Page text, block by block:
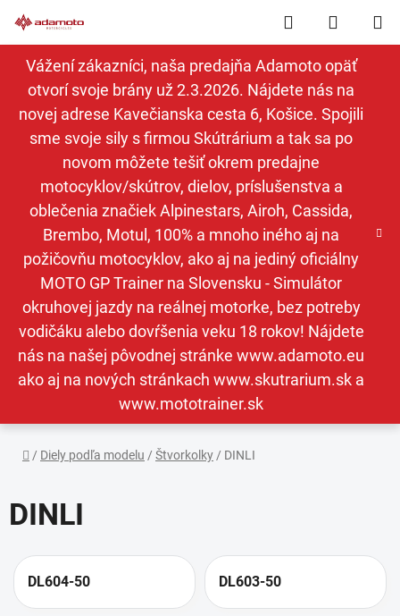
na
obsah
Vážení zákazníci, naša predajňa Adamoto opäť
otvorí svoje brány už 2.3.2026. Nájdete nás na
novej adrese Kavečianska cesta 6, Košice. Spojili
sme svoje sily s firmou Skútrárium a tak sa po
novom môžete tešiť okrem predajne
motocyklov/skútrov, dielov, príslušenstva a
oblečenia značiek Alpinestars, Airoh, Cassida,
Brembo, Motul, 100% a mnoho iného aj na
požičovňu motocyklov, ako aj na jediný oficiálny
MOTO GP Trainer na Slovensku - Simulátor
okruhovej jazdy na reálnej motorke, bez potreby
vodičáku alebo dovŕšenia veku 18 rokov! Nájdete
nás na našej pôvodnej stránke www.adamoto.eu
ako aj na nových stránkach www.skutrarium.sk a
www.mototrainer.sk
Hľadať
KOŠÍK
Domov
/ Diely podľa modelu / Štvorkolky / DINLI
DINLI
DL604-50 DL603-50